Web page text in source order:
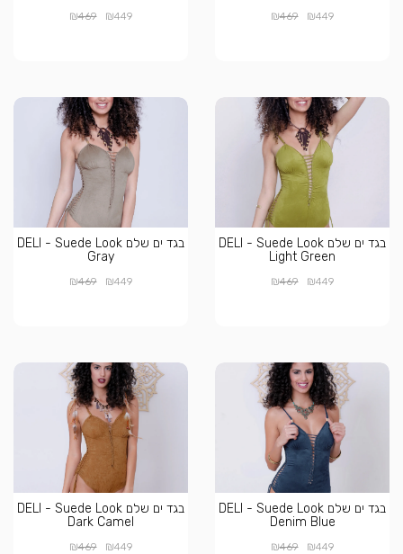
₪449
₪469
₪449
₪469
בגד ים שלם DELI - Suede Look
Light Green
₪449
₪469
בגד ים שלם DELI - Suede Look
Gray
₪449
₪469
בגד ים שלם DELI - Suede Look
Denim Blue
₪449
₪469
בגד ים שלם DELI - Suede Look
Dark Camel
₪449
₪469